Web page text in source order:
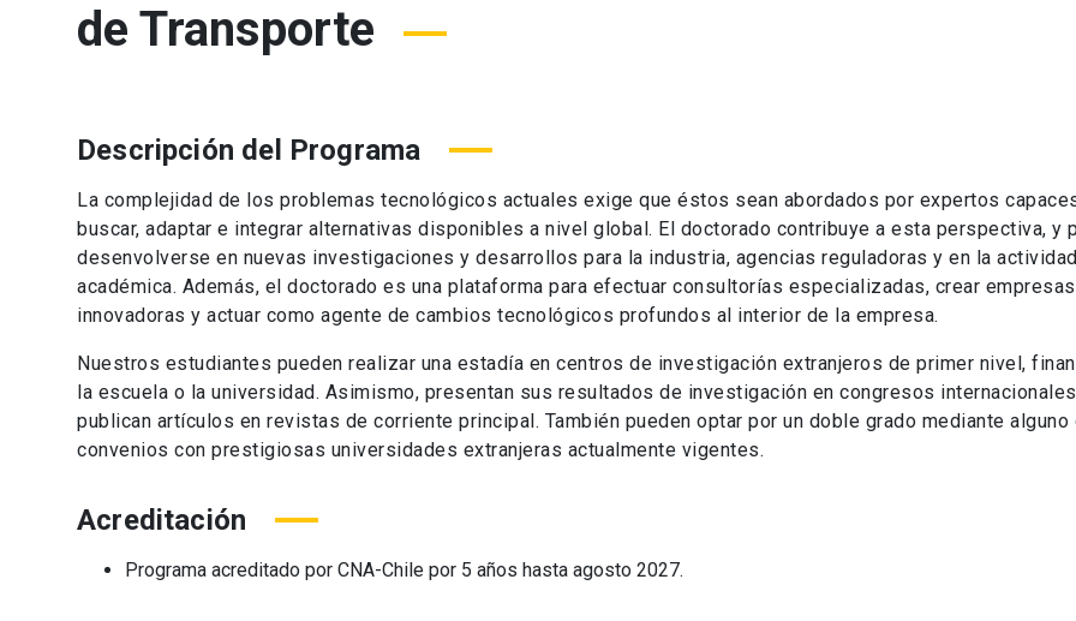
de Transporte
Descripción del Programa
La complejidad de los problemas tecnológicos actuales exige que éstos sean abordados por expertos
buscar, adaptar e integrar alternativas disponibles a nivel global. El doctorado contribuye a esta perspectiva, y
desenvolverse en nuevas investigaciones y desarrollos para la industria, agencias reguladoras y en la
académica. Además, el doctorado es una plataforma para efectuar consultorías especializadas, crear empresas
innovadoras y actuar como agente de cambios tecnológicos profundos al interior de la empresa.
Nuestros estudiantes pueden realizar una estadía en centros de investigación extranjeros de primer nivel,
la escuela o la universidad. Asimismo, presentan sus resultados de investigación en congresos
publican artículos en revistas de corriente principal. También pueden optar por un doble grado mediante
convenios con prestigiosas universidades extranjeras actualmente vigentes.
Acreditación
Programa acreditado por CNA-Chile por 5 años hasta agosto 2027.